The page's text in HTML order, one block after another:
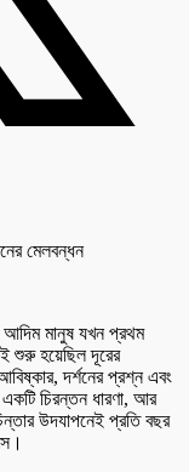
মানুষ যখন প্রথম
শুরু হয়েছিল দূরের
দর্শনের প্রশ্ন এবং
একটি চিরন্তন ধারণা, আর
উদযাপনেই প্রতি বছর